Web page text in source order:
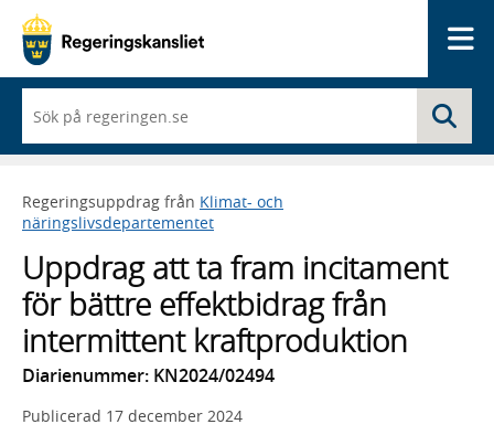
du
börjar
skriva
framträder
en
med
sökförslag
Regeringsuppdrag från Klimat- och
näringslivsdepartementet
Uppdrag att ta fram incitament
för bättre effektbidrag från
intermittent kraftproduktion
Diarienummer: KN2024/02494
Publicerad 17 december 2024